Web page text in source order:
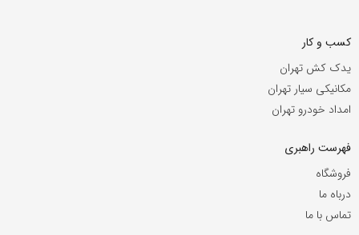
کسب و کار
یدک کش تهران
مکانیکی سیار تهران
امداد خودرو تهران
فهرست راهبری
فروشگاه
درباه ما
تماس با ما